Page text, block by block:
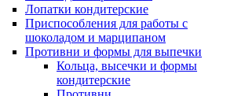
Лопатки кондитерские
Приспособления для работы с
шоколадом и марципаном
Противни и формы для выпечки
Кольца, высечки и формы
кондитерские